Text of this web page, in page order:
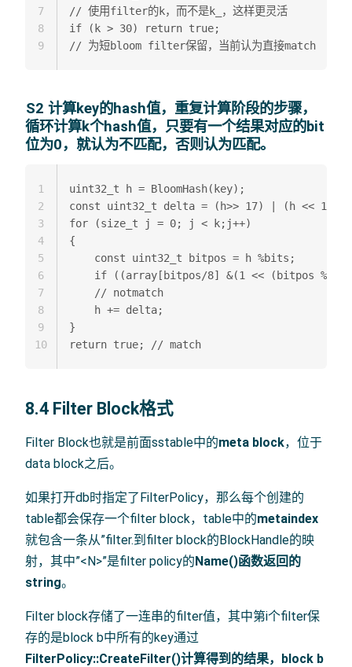
// 使用filter的k，而不是k_，这样更灵活
if (k > 30) return true;
7
8
9
S2 计算key的hash值，重复计算阶段的步骤，
循环计算k个hash值，只要有一个结果对应的bit
位为0，就认为不匹配，否则认为匹配。
uint32_t h = BloomHash(key);
const uint32_t delta = (h>> 17) | (h <<
for (size_t j = 0; j < k;j++)
{
    const uint32_t bitpos = h %bits;
if ((array[bitpos/8] &(1 << (bitpos %
    // notmatch
    h += delta;
}
1
2
3
4
5
6
7
8
9
10
8.4 Filter Block格式
Filter Block也就是前面sstable中的meta block，位于
data block之后。
如果打开db时指定了FilterPolicy，那么每个创建的
table都会保存一个filter block，table中的metaindex
就包含一条从”filter.到filter block的BlockHandle的映
射，其中”<N>”是filter policy的Name()函数返回的
string。
Filter block存储了一连串的filter值，其中第i个filter保
存的是block b中所有的key通过
FilterPolicy::CreateFilter()计算得到的结果，block b